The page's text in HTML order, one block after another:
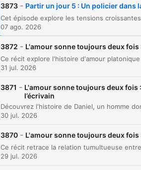
00:03:39
Témoignage de
00:13:47 Tensions et
00:17:28 Engagement
00:23:19 Démission et
Clique num capítulo para ir diretamente
Destaques
une des autres causes,
3873 - Partir un jour 5 : Un policier dans
07 ago. 2026
3872 - L'amour sonne toujours deux fois
31 jul. 2026
3871 - L'amour sonne toujours deux fois
l’écrivain
30 jul. 2026
3870 - L'amour sonne toujours deux fois
29 jul. 2026